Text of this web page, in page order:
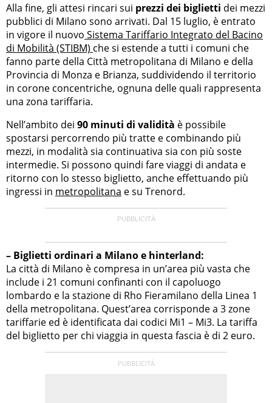
Alla fine, gli attesi rincari sui prezzi dei biglietti dei mezzi
pubblici di Milano sono arrivati. Dal 15 luglio, è entrato
in vigore il nuovo Sistema Tariffario Integrato del Bacino
di Mobilità (STIBM) che si estende a tutti i comuni che
fanno parte della Città metropolitana di Milano e della
Provincia di Monza e Brianza, suddividendo il territorio
in corone concentriche, ognuna delle quali rappresenta
una zona tariffaria.
Nell’ambito dei 90 minuti di validità è possibile
spostarsi percorrendo più tratte e combinando più
mezzi, in modalità sia continuativa sia con più soste
intermedie. Si possono quindi fare viaggi di andata e
ritorno con lo stesso biglietto, anche effettuando più
ingressi in metropolitana e su Trenord.
– Biglietti ordinari a Milano e hinterland:
La città di Milano è compresa in un’area più vasta che
include i 21 comuni confinanti con il capoluogo
lombardo e la stazione di Rho Fieramilano della Linea 1
della metropolitana. Quest’area corrisponde a 3 zone
tariffarie ed è identificata dai codici Mi1 – Mi3. La tariffa
del biglietto per chi viaggia in questa fascia è di 2 euro.